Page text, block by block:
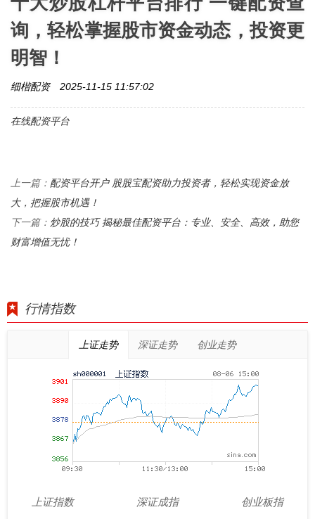
询，轻松掌握股市资金动态，投资更
明智！
细楷配资 2025-11-15 11:57:02
在线配资平台
上一篇： 配资平台开户 股股宝配资助力投资者，轻松实现资金放
大，把握股市机遇！
下一篇： 炒股的技巧 揭秘最佳配资平台：专业、安全、高效，助您
财富增值无忧！
行情指数
上证走势 深证走势 创业走势
上证指数
深证成指
创业板指